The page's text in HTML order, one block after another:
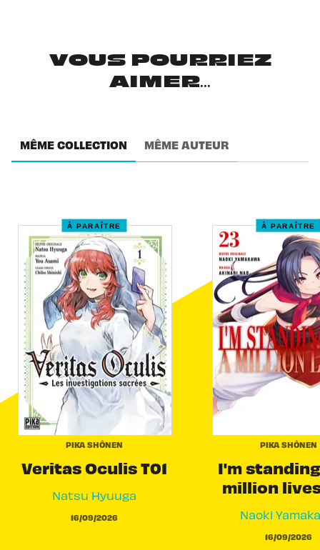
VOUS POURRIEZ
AIMER...
MÊME COLLECTION MÊME AUTEUR
À PARAÎTRE
PIKA SHÔNEN
Veritas Oculis T01
Natsu Hyuuga
16/09/2026
À PARAÎTRE
PIKA SHÔNEN
I'm
million
Naoki
16/09/2026